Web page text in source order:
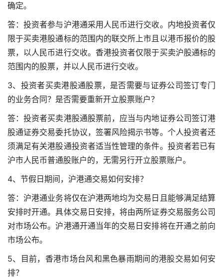
确定。
答：投资者参与沪港通采用人民币进行交收。内地投资者仅
限于买卖港股通标的范围内的联交所上市且以港币报价的股
票，以人民币进行交收。香港投资者仅限于买卖沪股通标的
范围内的股票，并以人民币进行交收。
3、投资者买卖港股通股票，是否需要与证券公司签订专门
的业务合同？是否需要重新开立股票账户？
答：投资者买卖港股通股票前，应当与内地证券公司签订港
股通证券交易委托协议，签署风险揭示书等。个人投资者还
须满足有关港股通投资者适当性管理的条件。投资者若已有
沪市人民币普通股账户的，无需另行开立股票账户。
4、节假日期间，沪港通交易如何安排？
答：沪港通业务将仅在沪港两地均为交易日且能够满足结算
安排时开通。具体交易日安排，将由两所证券交易服务公司
对市场公布。沪港通开通当年的交易日安排将在开通之前向
市场公布。
5、目前，香港市场台风和黑色暴雨期间的港股交易如何安
排？